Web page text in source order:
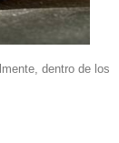
dentro de los